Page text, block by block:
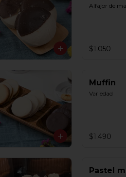
Alfajor de
$1.050
Muffin
Variedad
$1.490
Pastel